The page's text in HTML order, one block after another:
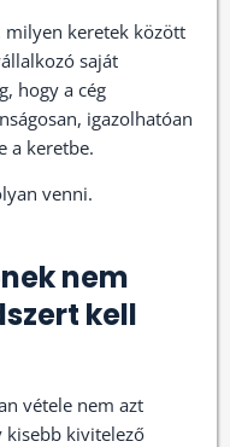
milyen keretek között
saját
hogy a cég
igazolhatóan
a keretbe.
venni.
nem
kell
vétele nem azt
kisebb kivitelező